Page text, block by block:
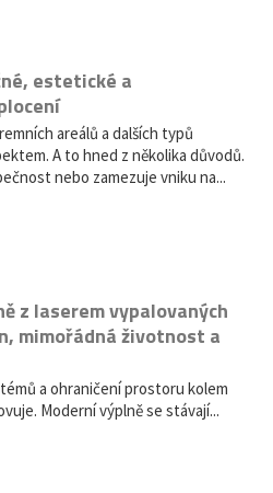
estetické a
areálů a dalších typů
A to hned z několika důvodů.
nebo zamezuje vniku na...
z laserem vypalovaných
mimořádná životnost a
a ohraničení prostoru kolem
Moderní výplně se stávají...